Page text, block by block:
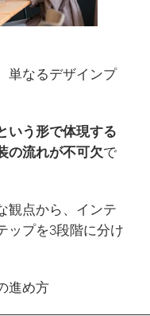
単なるデザインプ
いう形で体現する
の流れが不可欠で
観点から、インテ
ップを3段階に分け
進め方